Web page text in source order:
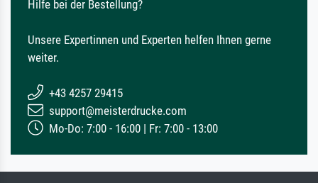
Hilfe bei der Bestellung?
Unsere Expertinnen und Experten helfen Ihnen gerne
weiter.
+43 4257 29415
support@meisterdrucke.com
Mo-Do: 7:00 - 16:00 | Fr: 7:00 - 13:00